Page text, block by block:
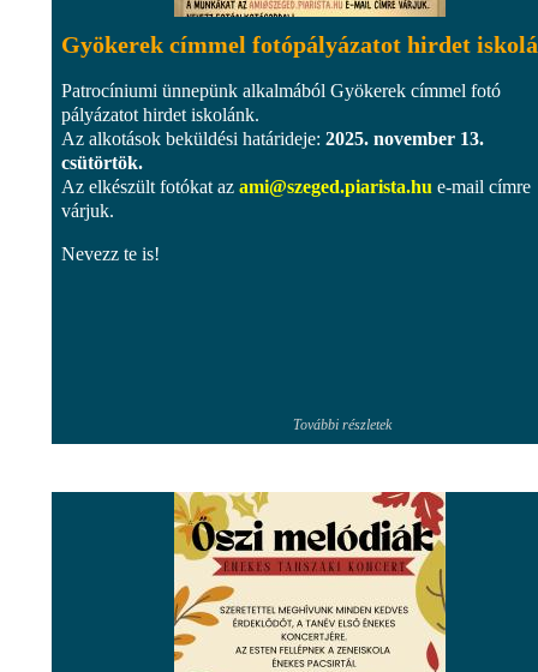
Gyökerek címmel fotópályázatot hirdet
Patrocíniumi ünnepünk alkalmából Gyökerek címmel fotó
pályázatot hirdet iskolánk.
Az alkotások beküldési határideje: 2025. november 13.
csütörtök.
Az elkészült fotókat az ami@szeged.piarista.hu e-mail címre
várjuk.
Nevezz te is!
További részletek